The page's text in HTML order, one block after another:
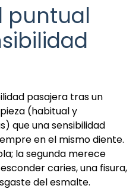
puntual
pasajera tras un
(habitual y
que una sensibilidad
en el mismo diente.
la segunda merece
caries, una fisura,
del esmalte.